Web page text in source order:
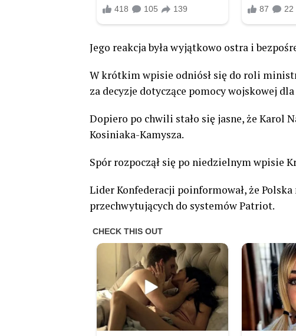
Jego reakcja była wyjątkowo ostra i
W krótkim wpisie odniósł się do roli
za decyzje dotyczące pomocy wojskowej
Dopiero po chwili stało się jasne, że Karol
Kosiniaka-Kamysza.
Spór rozpoczął się po niedzielnym wpisie
Lider Konfederacji poinformował, że
przechwytujących do systemów Patriot.